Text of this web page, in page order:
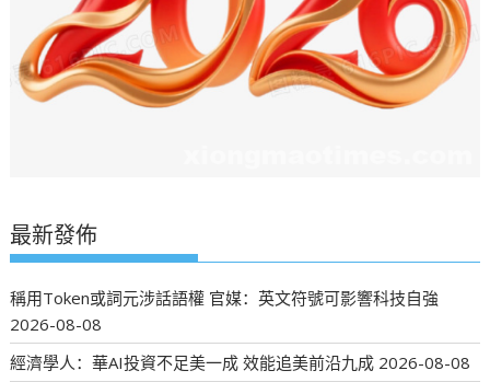
最新發佈
稱用Token或詞元涉話語權 官媒：英文符號可影響科技自強
2026-08-08
經濟學人：華AI投資不足美一成 效能追美前沿九成 2026-08-08